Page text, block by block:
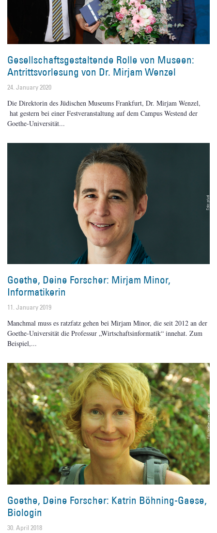
Gesellschaftsgestaltende Rolle von Museen:
Antrittsvorlesung von Dr. Mirjam Wenzel
24. January 2020
Die Direktorin des Jüdischen Museums Frankfurt, Dr. Mirjam Wenzel,
hat gestern bei einer Festveranstaltung auf dem Campus Westend der
Goethe-Universität
Goethe, Deine Forscher: Mirjam Minor,
Informatikerin
11. January 2019
Manchmal muss es ratzfatz gehen bei Mirjam Minor, die seit 2012 an der
Goethe-Universität die Professur „Wirtschaftsinformatik“ innehat. Zum
Beispiel,
Goethe, Deine Forscher: Katrin Böhning-Gaese,
Biologin
30. April 2018